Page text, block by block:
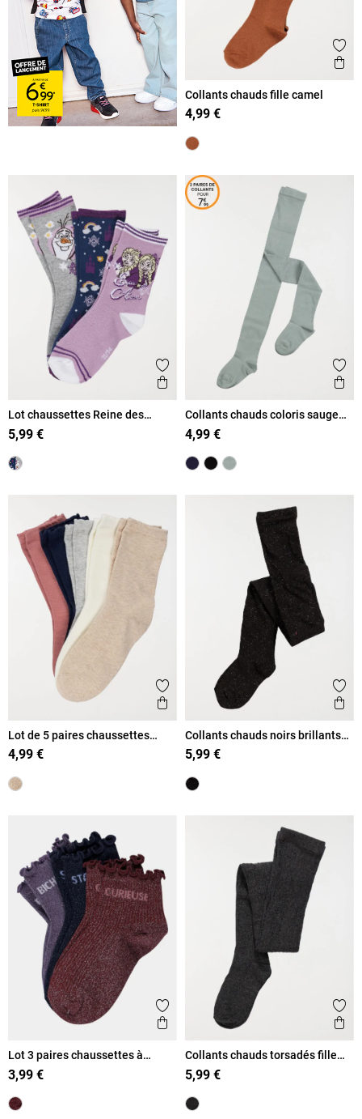
Collants chauds fille camel
4,99 €
Ajouter aux favoris
Aperçu rapide
Lot chaussettes Reine des
Neiges fille
5,99 €
Collants chauds coloris sauge
fille
4,99 €
Ajouter aux favoris
Aperçu rapide
Lot de 5 paires chaussettes
hautes fille
4,99 €
Collants chauds noirs brillants
fille
5,99 €
Ajouter aux favoris
Aperçu rapide
Lot 3 paires chaussettes à
message fille
3,99 €
Collants chauds torsadés fille
gris
5,99 €